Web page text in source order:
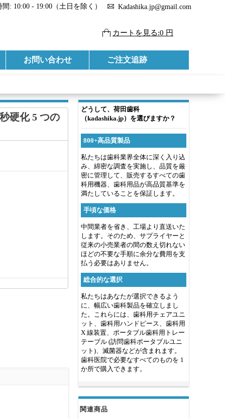
: 10:00 - 19:00（土日を除く） Kadashika.jp@gmail.com
カートを見る:0 円
お問い合わせ ご注文追跡
どうして、荷田歯科
（kadashika.jp）を選びますか？
800+高品質製品
私たちは歯科業界全体に深く入り込
み、綿密な調査を実施し、品質を厳
密に管理して、販売するすべての歯
科用機器、歯科用品が高品質基準を
満たしていることを保証します。
手頃な価格
中間業者を省き、工場より直送いた
します。そのため、サプライヤーと
従来の小売業者の間の数え切れない
ほどの不要な手順に余分な費用を支
払う必要はありません。
総合的な選択
私たちはあなたが選択できるよう
に、幅広い歯科製品を確立しまし
た。これらには、歯科用チェアユニ
ット、歯科用ハンドピース、歯科用
X 線装置、ポータブル歯科用トレー
テーブル (訪問歯科ポータブルユニ
ット)、滅菌器などが含まれます。
歯科医院で必要なすべてのものを 1
か所で購入できます。
関連商品
硬化 5 つの